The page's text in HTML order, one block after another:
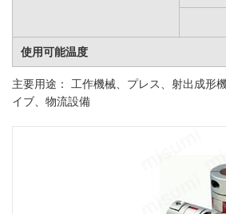
使用可能温度
主要用途： 工作機械、プレス、射出成形
イブ、物流設備